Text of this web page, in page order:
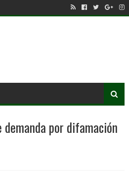
por difamación